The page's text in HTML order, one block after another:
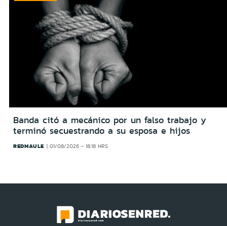
Banda citó a mecánico por un falso trabajo y
terminó secuestrando a su esposa e hijos
REDMAULE 01/08/2026 - 18:18 HRS